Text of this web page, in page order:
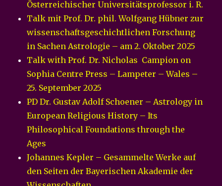
Österreichischer Universitätsprofessor i. R.
Talk mit Prof. Dr. phil. Wolfgang Hübner zur
wissenschaftsgeschichtlichen Forschung
in Sachen Astrologie – am 2. Oktober 2025
Talk with Prof. Dr. Nicholas Campion on
Sophia Centre Press – Lampeter – Wales –
25. September 2025
PD Dr. Gustav Adolf Schoener – Astrology in
European Religious History – Its
Philosophical Foundations through the
Ages
Johannes Kepler – Gesammelte Werke auf
den Seiten der Bayerischen Akademie der